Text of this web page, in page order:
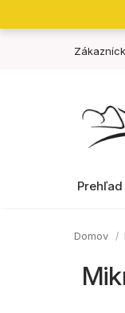
Domov